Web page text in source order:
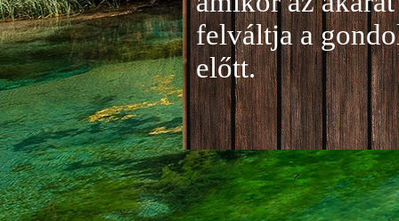
felváltja a
előtt.
Jelentkezés a